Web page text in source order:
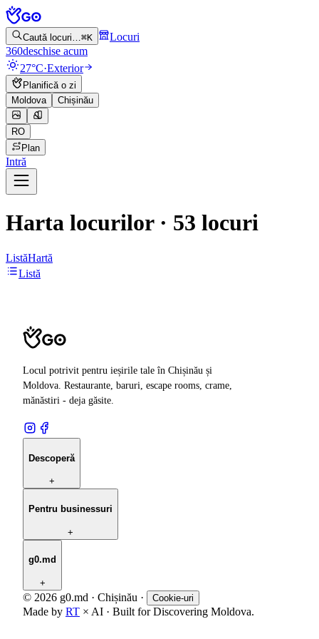
Caută locuri…⌘K
Locuri
360deschise acum
27°C·Exterior
Planifică o zi
Moldova
Chișinău
RO
Plan
Intră
Harta locurilor· 53 locuri
ListăHartă
Listă
Locul potrivit pentru ieșirile tale în Chișinău și
Moldova. Restaurante, baruri, escape rooms, crame,
mănăstiri - deja găsite.
Descoperă
+
Pentru businessuri
+
g0.md
+
© 2026 g0.md · Chișinău · Cookie-uri
Made by RT × AI · Built for Discovering Moldova.